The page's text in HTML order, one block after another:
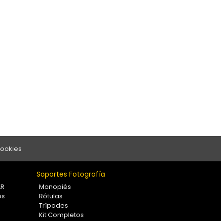
Soportes Fotografía
Monopiés
Rótulas
Trípodes
Kit Completos